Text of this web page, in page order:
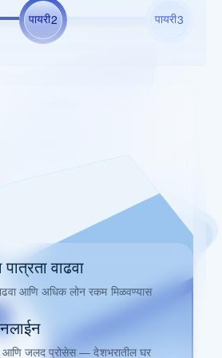
पायरी2 पायरी3
वाढवा
आणि अधिक लोन रकम मिळवण्यास
आणि जलद प्रोसेस — देशभरातील घर